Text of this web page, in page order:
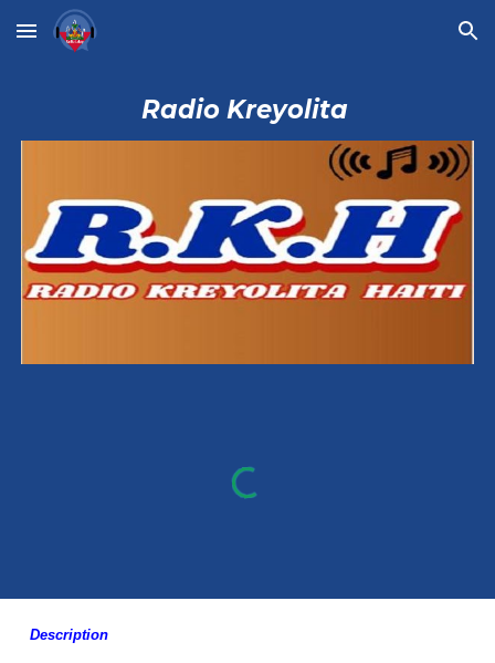
Skip to main content Skip to navigation
Radio Kreyolita
Description